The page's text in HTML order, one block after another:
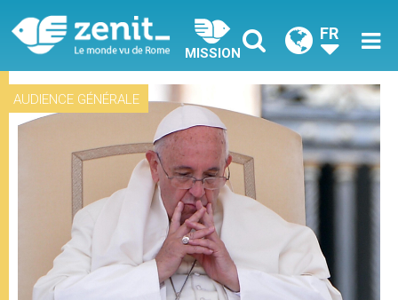
MISSION
FR
AUDIENCE GÉNÉRALE